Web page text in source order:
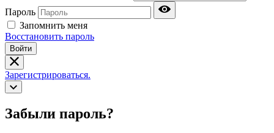
Пароль
Запомнить меня
Восстановить пароль
Войти
Зарегистрироваться.
Забыли пароль?